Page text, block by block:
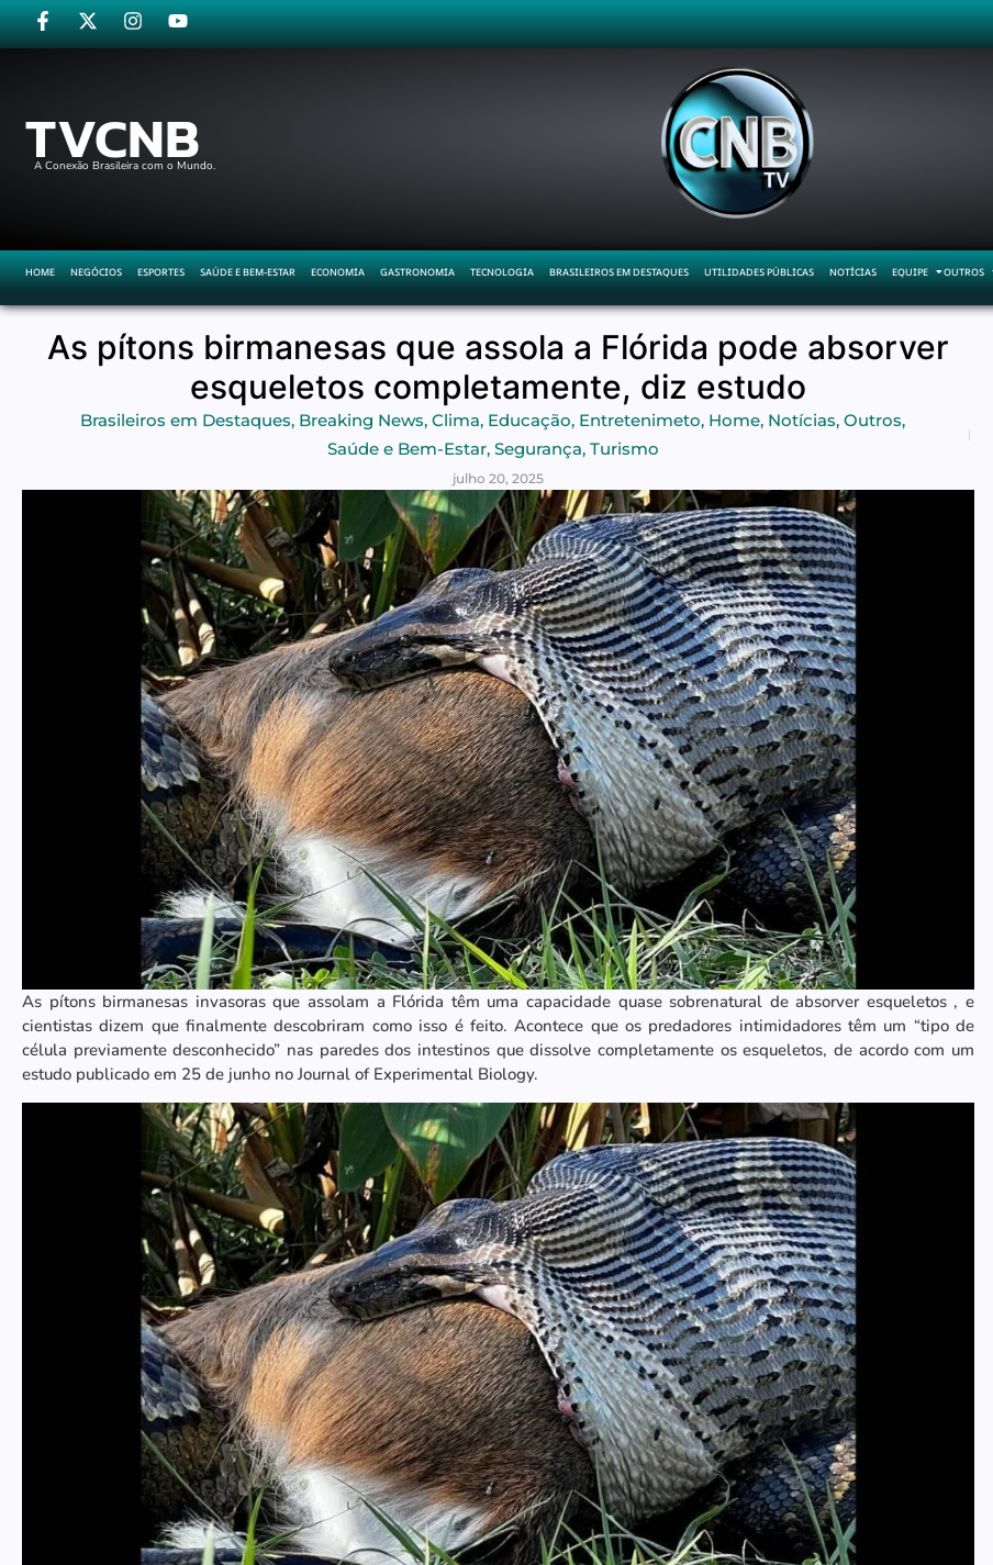
TVCNB
A Conexão Brasileira com o Mundo.
HOME NEGÓCIOS ESPORTES SAÚDE E BEM-ESTAR ECONOMIA GASTRONOMIA TECNOLOGIA BRASILEIROS EM DESTAQUES UTILIDADES PÚBLICAS NOTÍCIAS EQUIPE OUTROS
As pítons birmanesas que assola a Flórida pode absorver
esqueletos completamente, diz estudo
Brasileiros em Destaques, Breaking News, Clima, Educação, Entretenimeto, Home, Notícias, Outros,
Saúde e Bem-Estar, Segurança, Turismo
julho 20, 2025
As pítons birmanesas invasoras que assolam a Flórida têm uma capacidade quase sobrenatural de absorver esqueletos , e
cientistas dizem que finalmente descobriram como isso é feito. Acontece que os predadores intimidadores têm um “tipo de
célula previamente desconhecido” nas paredes dos intestinos que dissolve completamente os esqueletos, de acordo com um
estudo publicado em 25 de junho no Journal of Experimental Biology.